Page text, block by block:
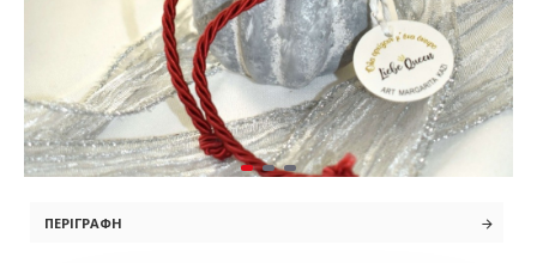
ΠΕΡΙΓΡΑΦΉ